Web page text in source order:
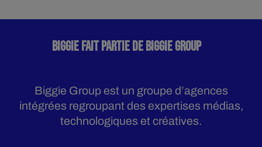
BIGGIE FAIT PARTIE DE BIGGIE GROUP
Biggie Group est un groupe d’agences
intégrées regroupant des expertises médias,
technologiques et créatives.